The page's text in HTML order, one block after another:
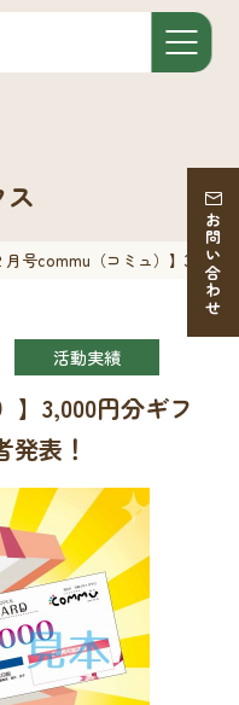
お問い合わせ
ス
月号commu（コミュ）】3,000
活動実績
】3,000円分ギフ
発表！